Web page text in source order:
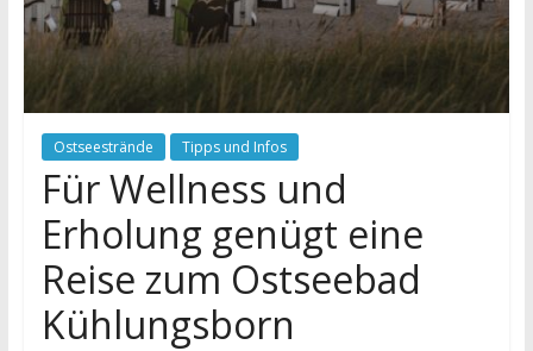
Ostseestrände Tipps und Infos
Für Wellness und
Erholung genügt eine
Reise zum Ostseebad
Kühlungsborn